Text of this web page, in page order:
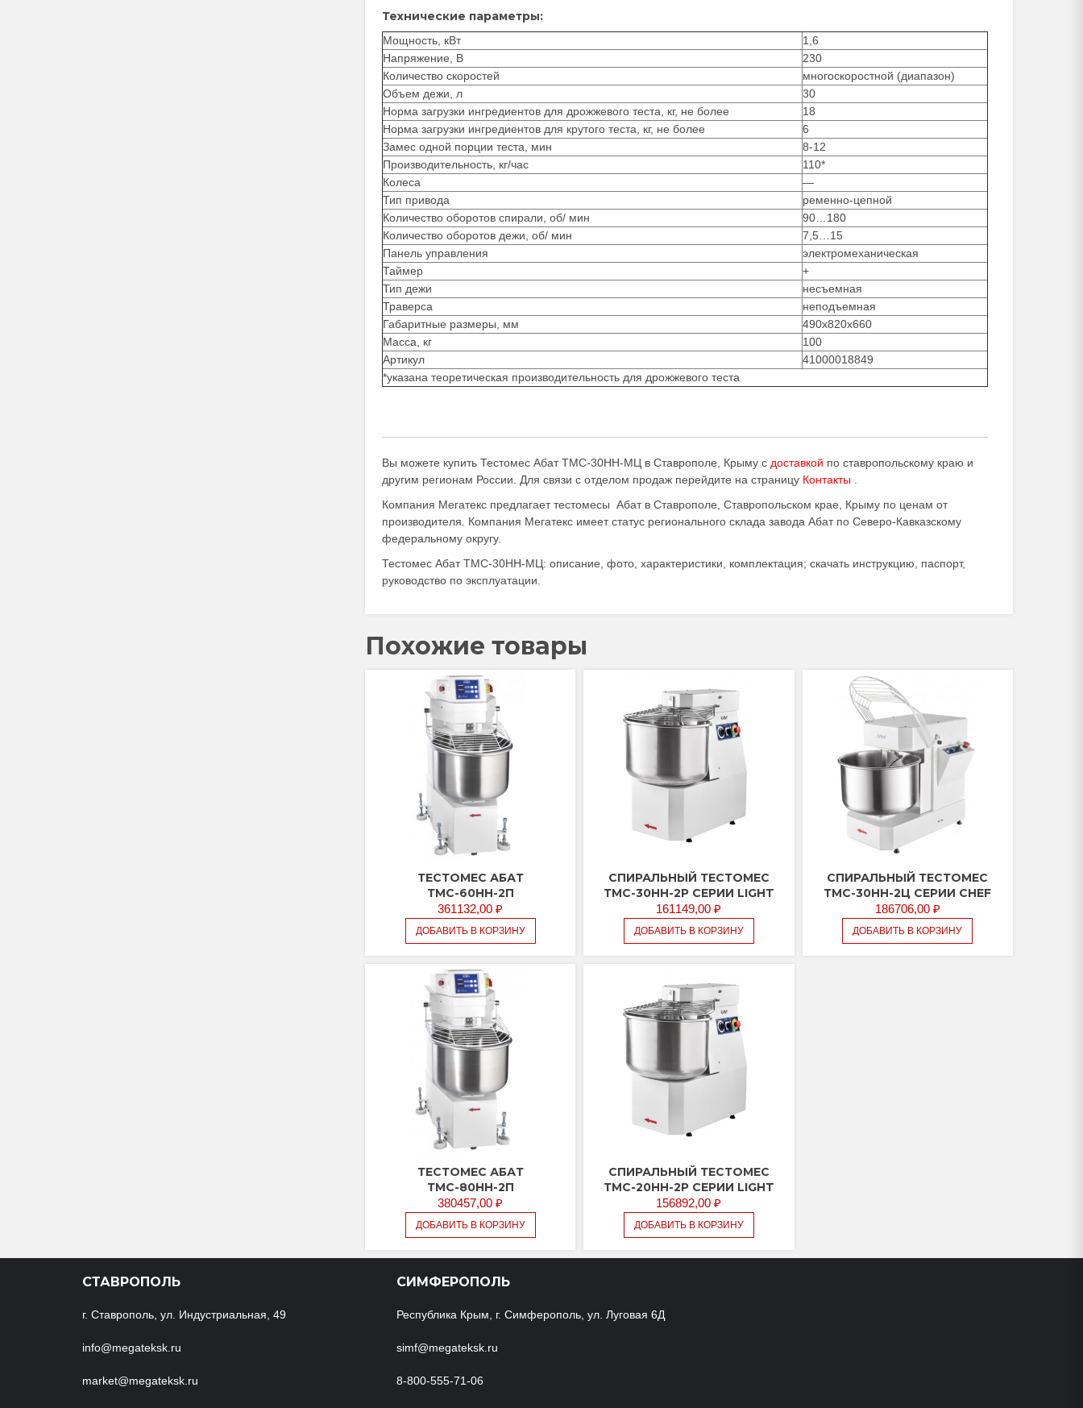
Технические параметры:
Мощность, кВт
1,6
Напряжение, В
230
Количество скоростей
многоскоростной (диапазон)
Объем дежи, л
30
Норма загрузки ингредиентов для дрожжевого теста, кг, не более
18
Норма загрузки ингредиентов для крутого теста, кг, не более
6
Замес одной порции теста, мин
8-12
Производительность, кг/час
110*
Колеса
—
Тип привода
ременно-цепной
Количество оборотов спирали, об/ мин
90…180
Количество оборотов дежи, об/ мин
7,5…15
Панель управления
электромеханическая
Таймер
+
Тип дежи
несъемная
Траверса
неподъемная
Габаритные размеры, мм
490х820х660
Масса, кг
100
Артикул
41000018849
*указана теоретическая производительность для дрожжевого теста
Вы можете купить Тестомес Абат ТМС-30НН-МЦ в Ставрополе, Крыму с доставкой по ставропольскому краю и
другим регионам России. Для связи с отделом продаж перейдите на страницу Контакты
Компания Мегатекс предлагает тестомесы Абат в Ставрополе, Ставропольском крае, Крыму по ценам от
производителя. Компания Мегатекс имеет статус регионального склада завода Абат по Северо-Кавказскому
федеральному округу.
Тестомес Абат ТМС-30НН-МЦ: описание, фото, характеристики, комплектация; скачать инструкцию, паспорт,
руководство по эксплуатации.
Похожие товары
ТЕСТОМЕС АБАТ
ТМС-60НН-2П
361132,00₽
ДОБАВИТЬ В КОРЗИНУ
СПИРАЛЬНЫЙ ТЕСТОМЕС
ТМС-30НН-2Р СЕРИИ LIGHT
161149,00₽
ДОБАВИТЬ В КОРЗИНУ
СПИРАЛЬНЫЙ ТЕСТОМЕС
ТМС-30НН-2Ц СЕРИИ CHEF
186706,00 ₽
ДОБАВИТЬ В КОРЗИНУ
ТЕСТОМЕС АБАТ
ТМС-80НН-2П
380457,00₽
ДОБАВИТЬ В КОРЗИНУ
СПИРАЛЬНЫЙ ТЕСТОМЕС
ТМС-20НН-2Р СЕРИИ LIGHT
156892,00₽
ДОБАВИТЬ В КОРЗИНУ
СТАВРОПОЛЬ
г. Ставрополь, ул. Индустриальная, 49
info@megateksk.ru
market@megateksk.ru
СИМФЕРОПОЛЬ
Республика Крым, г. Симферополь, ул. Луговая 6Д
simf@megateksk.ru
8-800-555-71-06